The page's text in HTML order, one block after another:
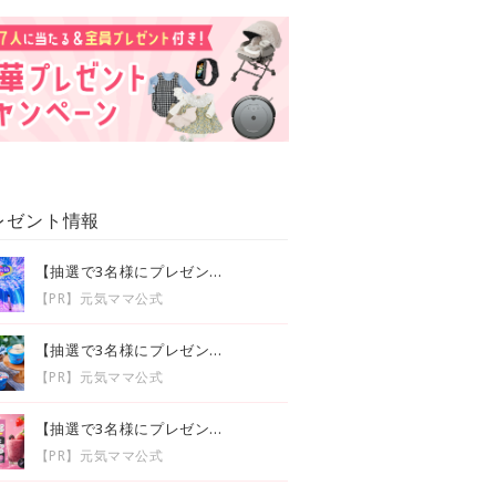
ゼント情報
【抽選で3名様にプレゼン...
【PR】元気ママ公式
【抽選で3名様にプレゼン...
【PR】元気ママ公式
【抽選で3名様にプレゼン...
【PR】元気ママ公式